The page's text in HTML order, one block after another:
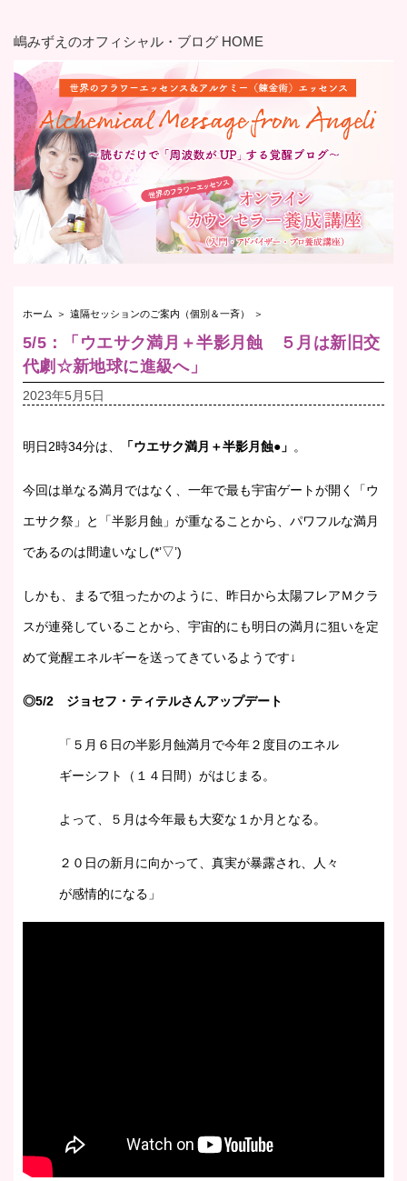
嶋みずえのオフィシャル・ブログ HOME
ホーム ＞ 遠隔セッションのご案内（個別＆一斉） ＞
5/5：「ウエサク満月＋半影月蝕 ５月は新旧交
代劇☆新地球に進級へ」
2023年5月5日
明日2時34分は、 「ウエサク満月＋半影月蝕●」 。
今回は単なる満月ではなく、一年で最も宇宙ゲートが開く「ウ
エサク祭」と「半影月蝕」が重なることから、パワフルな満月
であるのは間違いなし(*’▽’)
しかも、まるで狙ったかのように、昨日から太陽フレアＭクラ
スが連発していることから、宇宙的にも明日の満月に狙いを定
めて覚醒エネルギーを送ってきているようです↓
◎5/2 ジョセフ・ティテルさんアップデート
「５月６日の半影月蝕満月で今年２度目のエネル
ギーシフト（１４日間）がはじまる。
よって、５月は今年最も大変な１か月となる。
２０日の新月に向かって、真実が暴露され、人々
が感情的になる」